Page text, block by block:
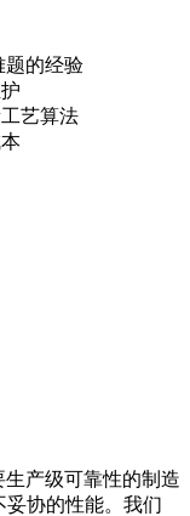
题的经验
艺算法
产级可靠性的制造
协的性能。我们